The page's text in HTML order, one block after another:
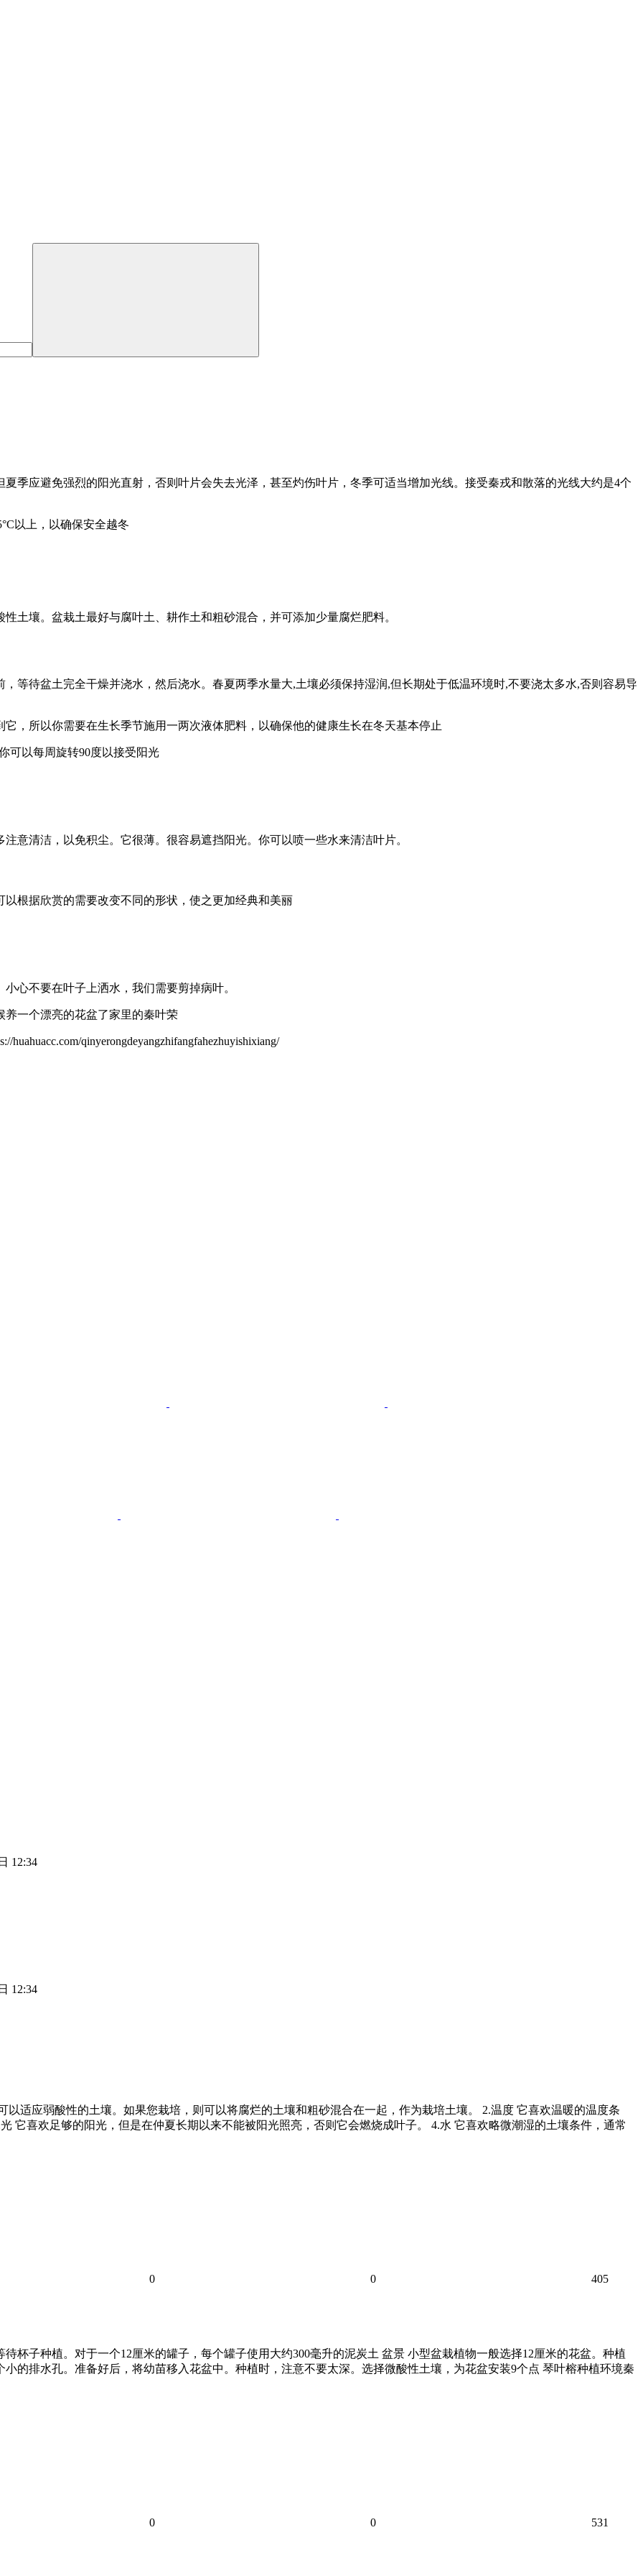
季应避免强烈的阳光直射，否则叶片会失去光泽，甚至灼伤叶片，冬季可适当增加光线。接受秦戎和散落的光线大约是4个
以上，以确保安全越冬
土壤。盆栽土最好与腐叶土、耕作土和粗砂混合，并可添加少量腐烂肥料。
等待盆土完全干燥并浇水，然后浇水。春夏两季水量大,土壤必须保持湿润,但长期处于低温环境时,不要浇太多水,否则容易导
，所以你需要在生长季节施用一两次液体肥料，以确保他的健康生长在冬天基本停止
可以每周旋转90度以接受阳光
意清洁，以免积尘。它很薄。很容易遮挡阳光。你可以喷一些水来清洁叶片。
根据欣赏的需要改变不同的形状，使之更加经典和美丽
心不要在叶子上洒水，我们需要剪掉病叶。
一个漂亮的花盆了家里的秦叶荣
qinyerongdeyangzhifangfahezhuyishixiang/
12:34
12:34
以适应弱酸性的土壤。如果您栽培，则可以将腐烂的土壤和粗砂混合在一起，作为栽培土壤。 2.温度 它喜欢温暖的温度条
它喜欢足够的阳光，但是在仲夏长期以来不能被阳光照亮，否则它会燃烧成叶子。 4.水 它喜欢略微潮湿的土壤条件，通常
0 0
405
杯子种植。对于一个12厘米的罐子，每个罐子使用大约300毫升的泥炭土 盆景 小型盆栽植物一般选择12厘米的花盆。种植
的排水孔。准备好后，将幼苗移入花盆中。种植时，注意不要太深。选择微酸性土壤，为花盆安装9个点 琴叶榕种植环境秦
0 0 531